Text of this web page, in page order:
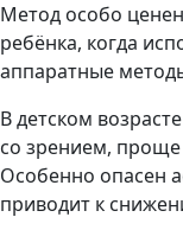
Метод особо
ребёнка, когда
аппаратные
В детском
со зрением,
Особенно опасен
приводит к